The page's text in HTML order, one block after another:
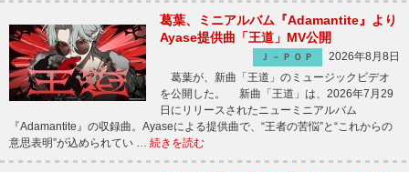
葛葉、ミニアルバム『Adamantite』より
Ayase提供曲「王道」MV公開
Ｊ－ＰＯＰ
2026年8月8日
葛葉が、新曲「王道」のミュージックビデオ
を公開した。 新曲「王道」は、2026年7月29
日にリリースされたニューミニアルバム
『Adamantite』の収録曲。Ayaseによる提供曲で、“王者の苦悩”と“これからの
意思表明”が込められてい … 続きを読む